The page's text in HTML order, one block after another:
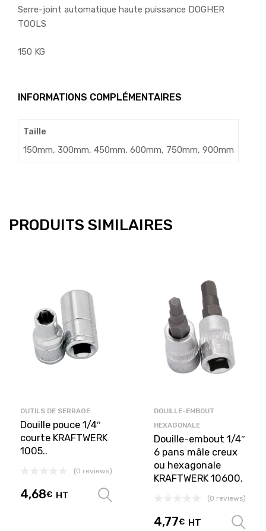
Serre-joint automatique haute puissance DOGHER
TOOLS
150 KG
INFORMATIONS COMPLÉMENTAIRES
Taille
150mm, 300mm, 450mm, 600mm, 750mm, 900mm
PRODUITS SIMILAIRES
OUTILS DE SERRAGE
Douille pouce 1/4″
courte KRAFTWERK
1005..
(0 reviews)
4,68€ HT Choix des options
DOUILLE-EMBOUT
HEXAGONALE
Douille-embout 1/4″
6 pans mâle creux
ou hexagonale
KRAFTWERK 10600.
(0 reviews)
4,77€ HT